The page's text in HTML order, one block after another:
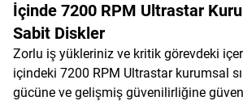
İçinde 7200 RPM Ultrastar
Sabit Diskler
Zorlu iş yükleriniz ve kritik görevdeki
içindeki 7200 RPM Ultrastar kurumsal
gücüne ve gelişmiş güvenilirliğine